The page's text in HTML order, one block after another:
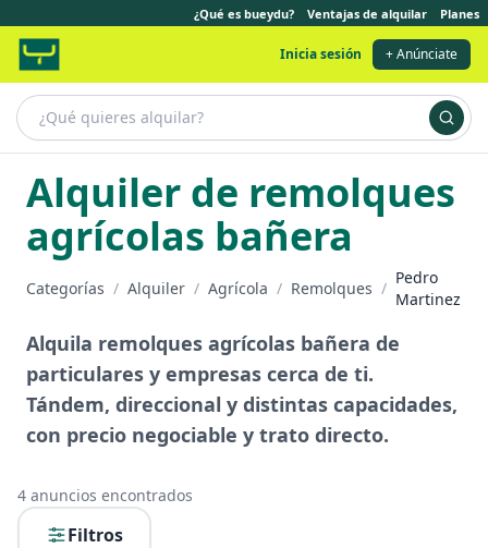
¿Qué es bueydu? Ventajas de alquilar Planes
Inicia sesión + Anúnciate
Alquiler de remolques
agrícolas bañera
Categorías / Alquiler / Agrícola / Remolques /
Pedro
Martinez
Alquila remolques agrícolas bañera de
particulares y empresas cerca de ti.
Tándem, direccional y distintas capacidades,
con precio negociable y trato directo.
4 anuncios encontrados
Filtros